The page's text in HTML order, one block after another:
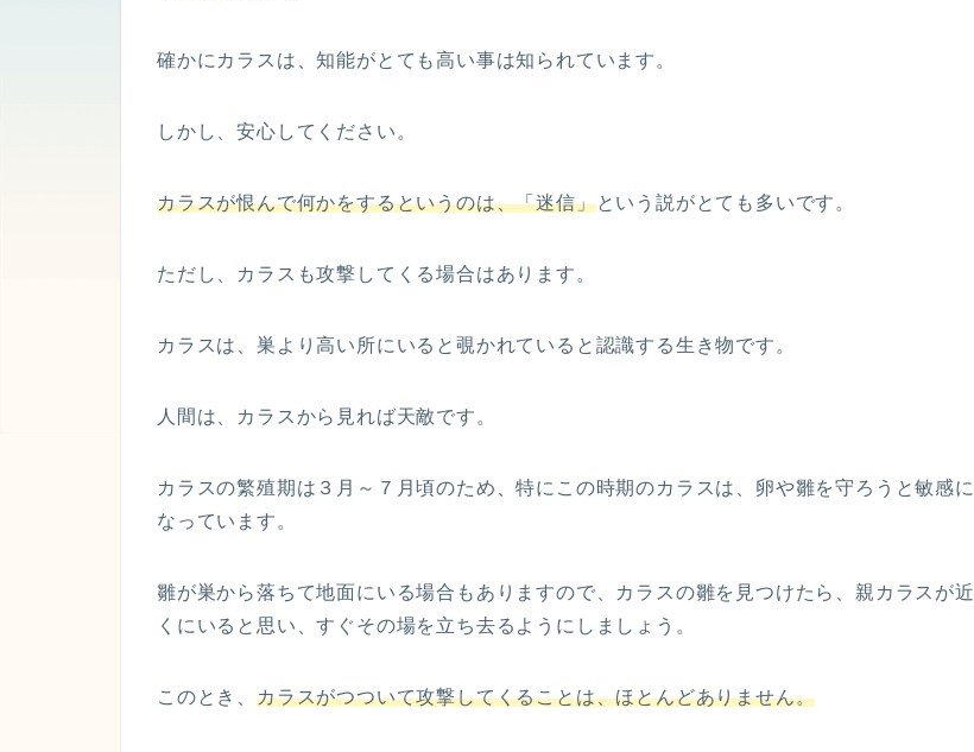
確かにカラスは、知能がとても高い事は知られています。
しかし、安心してください。
カラスが恨んで何かをするというのは、「迷信」という説がとても多いです。
ただし、カラスも攻撃してくる場合はあります。
カラスは、巣より高い所にいると覗かれていると認識する生き物です。
人間は、カラスから見れば天敵です。
カラスの繁殖期は３月～７月頃のため、特にこの時期のカラスは、卵や雛を守ろうと敏感に
なっています。
雛が巣から落ちて地面にいる場合もありますので、カラスの雛を見つけたら、親カラスが近
くにいると思い、すぐその場を立ち去るようにしましょう。
このとき、 カラスがつついて攻撃してくることは、ほとんどありません。